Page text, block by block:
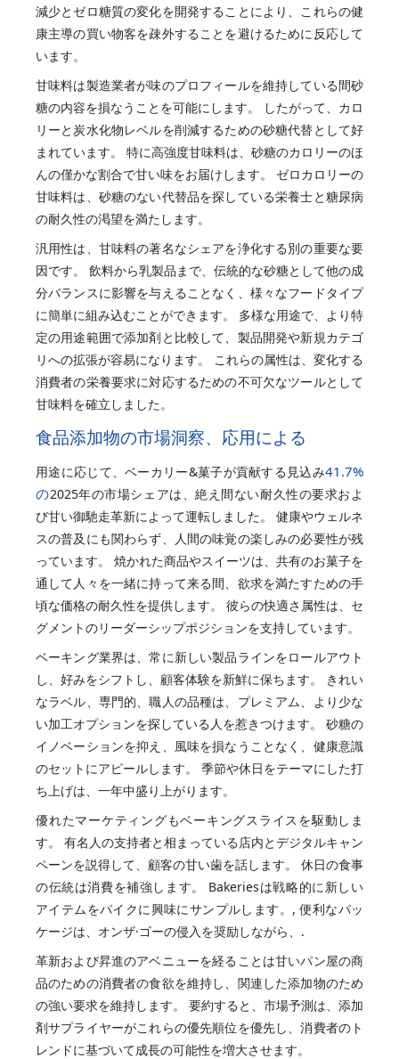
減少とゼロ糖質の変化を開発することにより、これらの健
康主導の買い物客を疎外することを避けるために反応して
います。
甘味料は製造業者が味のプロフィールを維持している間砂
糖の内容を損なうことを可能にします。 したがって、カロ
リーと炭水化物レベルを削減するための砂糖代替として好
まれています。 特に高強度甘味料は、砂糖のカロリーのほ
んの僅かな割合で甘い味をお届けします。 ゼロカロリーの
甘味料は、砂糖のない代替品を探している栄養士と糖尿病
の耐久性の渇望を満たします。
汎用性は、甘味料の著名なシェアを浄化する別の重要な要
因です。 飲料から乳製品まで、伝統的な砂糖として他の成
分バランスに影響を与えることなく、様々なフードタイプ
に簡単に組み込むことができます。 多様な用途で、より特
定の用途範囲で添加剤と比較して、製品開発や新規カテゴ
リへの拡張が容易になります。 これらの属性は、変化する
消費者の栄養要求に対応するための不可欠なツールとして
甘味料を確立しました。
食品添加物の市場洞察、応用による
用途に応じて、ベーカリー&菓子が貢献する見込み41.7%
の2025年の市場シェアは、絶え間ない耐久性の要求およ
び甘い御馳走革新によって運転しました。 健康やウェルネ
スの普及にも関わらず、人間の味覚の楽しみの必要性が残
っています。 焼かれた商品やスイーツは、共有のお菓子を
通して人々を一緒に持って来る間、欲求を満たすための手
頃な価格の耐久性を提供します。 彼らの快適さ属性は、セ
グメントのリーダーシップポジションを支持しています。
ベーキング業界は、常に新しい製品ラインをロールアウト
し、好みをシフトし、顧客体験を新鮮に保ちます。 きれい
なラベル、専門的、職人の品種は、プレミアム、より少な
い加工オプションを探している人を惹きつけます。 砂糖の
イノベーションを抑え、風味を損なうことなく、健康意識
のセットにアピールします。 季節や休日をテーマにした打
ち上げは、一年中盛り上がります。
優れたマーケティングもベーキングスライスを駆動しま
す。 有名人の支持者と相まっている店内とデジタルキャン
ペーンを説得して、顧客の甘い歯を話します。 休日の食事
の伝統は消費を補強します。 Bakeriesは戦略的に新しい
アイテムをパイクに興味にサンプルします。, 便利なパッ
ケージは、オンザ·ゴーの侵入を奨励しながら、.
革新および昇進のアベニューを経ることは甘いパン屋の商
品のための消費者の食欲を維持し、関連した添加物のため
の強い要求を維持します。 要約すると、市場予測は、添加
剤サプライヤーがこれらの優先順位を優先し、消費者のト
レンドに基づいて成長の可能性を増大させます。